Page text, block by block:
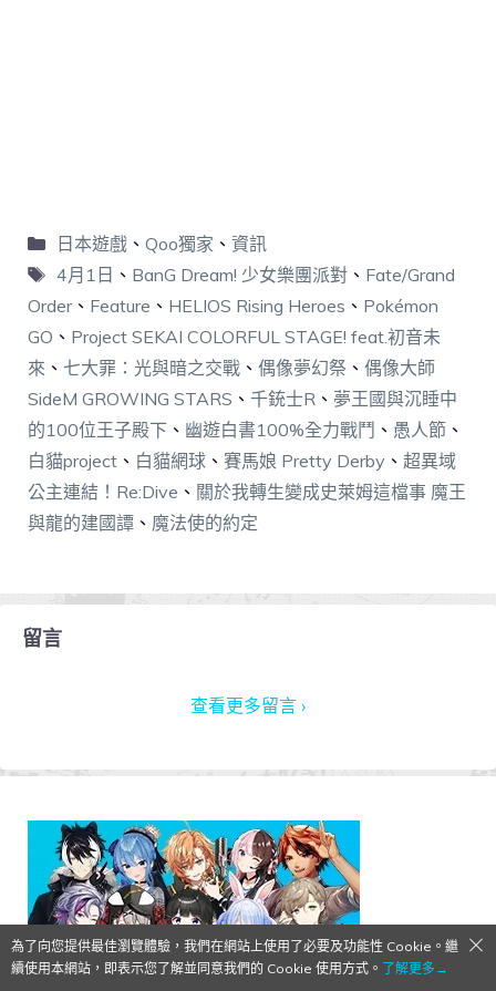
日本遊戲、 Qoo獨家 、 資訊
4月1日 、 BanG Dream! 少女樂團派對、 Fate/Grand
Order、 Feature 、 HELIOS Rising Heroes 、 Pokémon
GO 、 Project SEKAI COLORFUL STAGE! feat.初音未
來 、 七大罪：光與暗之交戰 、 偶像夢幻祭 、 偶像大師
SideM GROWING STARS 、 千銃士R 、 夢王國與沉睡中
的100位王子殿下 、 幽遊白書100%全力戰鬥 、 愚人節 、
白貓project 、 白貓網球 、 賽馬娘 Pretty Derby 、 超異域
公主連結！Re:Dive 、 關於我轉生變成史萊姆這檔事 魔王
與龍的建國譚 、 魔法使的約定
留言
查看更多留言 ›
為了向您提供最佳瀏覽體驗，我們在網站上使用了必要及功能性 Cookie。繼
續使用本網站，即表示您了解並同意我們的 Cookie 使用方式。 了解更多→